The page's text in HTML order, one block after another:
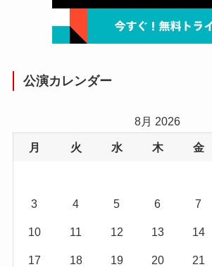
公演カレンダー
8月 2026
月 火 水 木 金
3 4 5 6 7
10 11 12 13 14
17 18 19 20 21